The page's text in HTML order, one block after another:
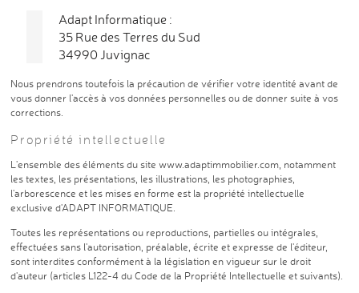
Adapt Informatique :
35 Rue des Terres du Sud
34990 Juvignac
Nous prendrons toutefois la précaution de vérifier votre identité avant de
vous donner l'accès à vos données personnelles ou de donner suite à vos
corrections.
Propriété intellectuelle
L'ensemble des éléments du sitewww.adaptimmobilier.com, notamment
les textes, les présentations, les illustrations, les photographies,
l'arborescence et les mises en forme est la propriété intellectuelle
exclusive d'ADAPT INFORMATIQUE.
Toutes les représentations ou reproductions, partielles ou intégrales,
effectuées sans l'autorisation, préalable, écrite et expresse de l'éditeur,
sont interdites conformément à la législation en vigueur sur le droit
d'auteur (articles L122-4 du Code de la Propriété Intellectuelle et suivants).